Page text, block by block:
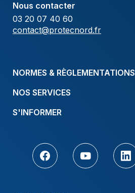
Nous contacter
03 20 07 40 60
contact@protecnord.fr
NORMES & RÈGLEMENTATIONS
NOS SERVICES
S'INFORMER